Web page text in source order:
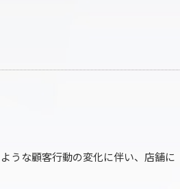
うな顧客行動の変化に伴い、店舗に